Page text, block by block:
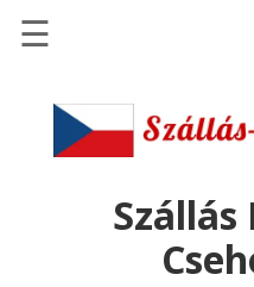
Szállások
Szállásinfo.eu
☰
Szállás